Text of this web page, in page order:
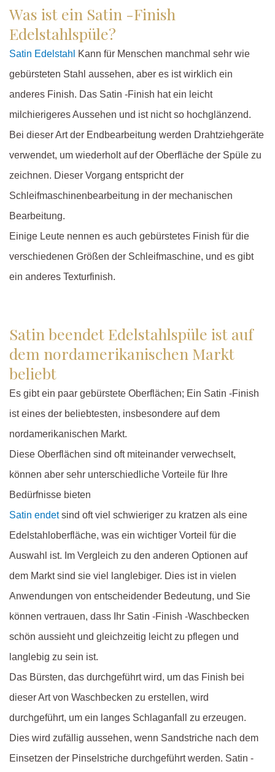
Was ist ein Satin -Finish
Edelstahlspüle?
Satin Edelstahl
Kann für Menschen manchmal sehr wie
gebürsteten Stahl aussehen, aber es ist wirklich ein
anderes Finish. Das Satin -Finish hat ein leicht
milchierigeres Aussehen und ist nicht so hochglänzend.
Bei dieser Art der Endbearbeitung werden Drahtziehgeräte
verwendet, um wiederholt auf der Oberfläche der Spüle zu
zeichnen. Dieser Vorgang entspricht der
Schleifmaschinenbearbeitung in der mechanischen
Bearbeitung.
Einige Leute nennen es auch gebürstetes Finish für die
verschiedenen Größen der Schleifmaschine, und es gibt
ein anderes Texturfinish.
Satin beendet Edelstahlspüle ist auf
dem nordamerikanischen Markt
beliebt
Es gibt ein paar gebürstete Oberflächen; Ein Satin -Finish
ist eines der beliebtesten, insbesondere auf dem
nordamerikanischen Markt.
Diese Oberflächen sind oft miteinander verwechselt,
können aber sehr unterschiedliche Vorteile für Ihre
Bedürfnisse bieten
Satin endetsind oft viel schwieriger zu kratzen als eine
Edelstahloberfläche, was ein wichtiger Vorteil für die
Auswahl ist. Im Vergleich zu den anderen Optionen auf
dem Markt sind sie viel langlebiger. Dies ist in vielen
Anwendungen von entscheidender Bedeutung, und Sie
können vertrauen, dass Ihr Satin -Finish -Waschbecken
schön aussieht und gleichzeitig leicht zu pflegen und
langlebig zu sein ist.
Das Bürsten, das durchgeführt wird, um das Finish bei
dieser Art von Waschbecken zu erstellen, wird
durchgeführt, um ein langes Schlaganfall zu erzeugen.
Dies wird zufällig aussehen, wenn Sandstriche nach dem
Einsetzen der Pinselstriche durchgeführt werden. Satin -